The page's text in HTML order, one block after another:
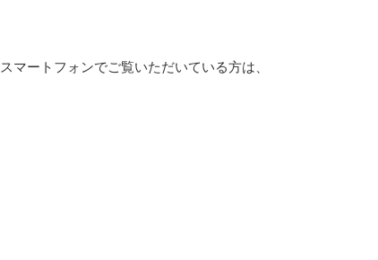
ートフォンでご覧いただいている方は、